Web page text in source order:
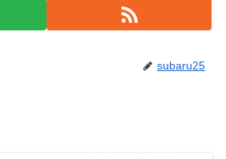
subaru25